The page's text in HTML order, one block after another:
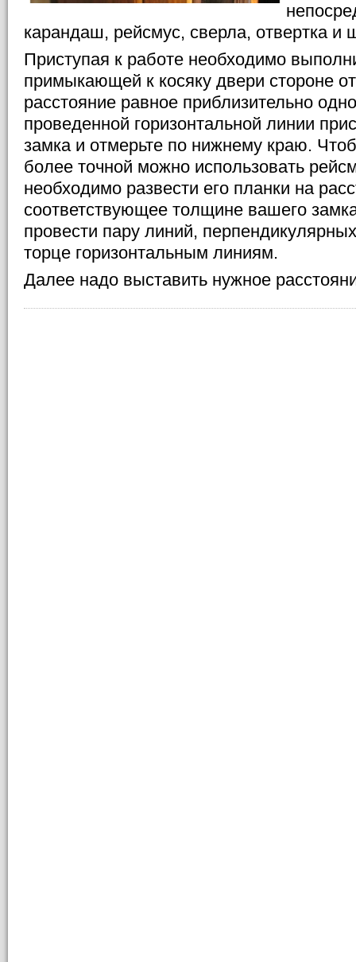
карандаш, рейсмус, сверла, отвертка и
Приступая к работе необходимо
примыкающей к косяку двери стороне
расстояние равное приблизительно
проведенной горизонтальной линии
замка и отмерьте по нижнему краю.
более точной можно использовать
необходимо развести его планки на
соответствующее толщине вашего
провести пару линий,
торце горизонтальным линиям.
Далее надо выставить нужное